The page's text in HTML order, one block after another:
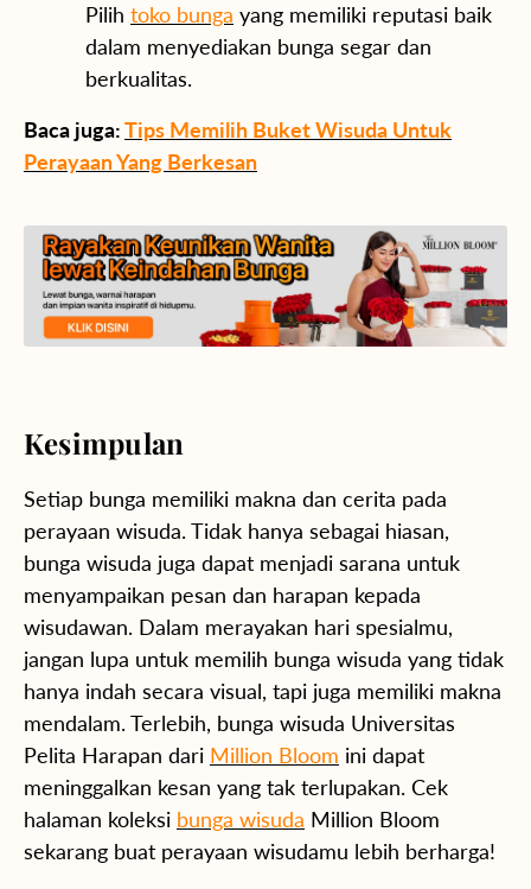
Pilih toko bunga yang memiliki reputasi baik
dalam menyediakan bunga segar dan
berkualitas.
Baca juga:Tips Memilih Buket Wisuda Untuk
Perayaan Yang Berkesan
Kesimpulan
Setiap bunga memiliki makna dan cerita pada
perayaan wisuda. Tidak hanya sebagai hiasan,
bunga wisuda juga dapat menjadi sarana untuk
menyampaikan pesan dan harapan kepada
wisudawan. Dalam merayakan hari spesialmu,
jangan lupa untuk memilih bunga wisuda yang tidak
hanya indah secara visual, tapi juga memiliki makna
mendalam. Terlebih, bunga wisuda Universitas
Pelita Harapan dari Million Bloom ini dapat
meninggalkan kesan yang tak terlupakan. Cek
halaman koleksi bunga wisuda Million Bloom
sekarang buat perayaan wisudamu lebih berharga!